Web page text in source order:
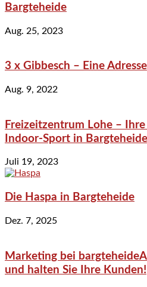
Bargteheide
Aug. 25, 2023
3 x Gibbesch – Eine Adresse
Aug. 9, 2022
Freizeitzentrum Lohe –
Indoor-Sport in
Juli 19, 2023
Die Haspa in Bargteheide
Dez. 7, 2025
Marketing bei
und halten Sie Ihre Kunden!